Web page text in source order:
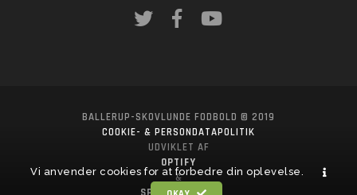
Vi anvender cookies for at forbedre din oplevelse.
BALLERUP-SKOVLUNDE FODBOLD © 2019
COOKIE- & PERSONDATAPOLITIK
UDVIKLET AF
OPTIFY
&